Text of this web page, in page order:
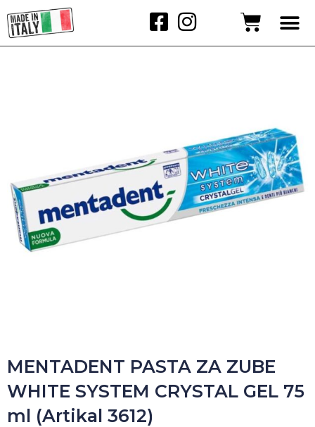
MENTADENT PASTA ZA ZUBE
WHITE SYSTEM CRYSTAL GEL 75
ml (Artikal 3612)